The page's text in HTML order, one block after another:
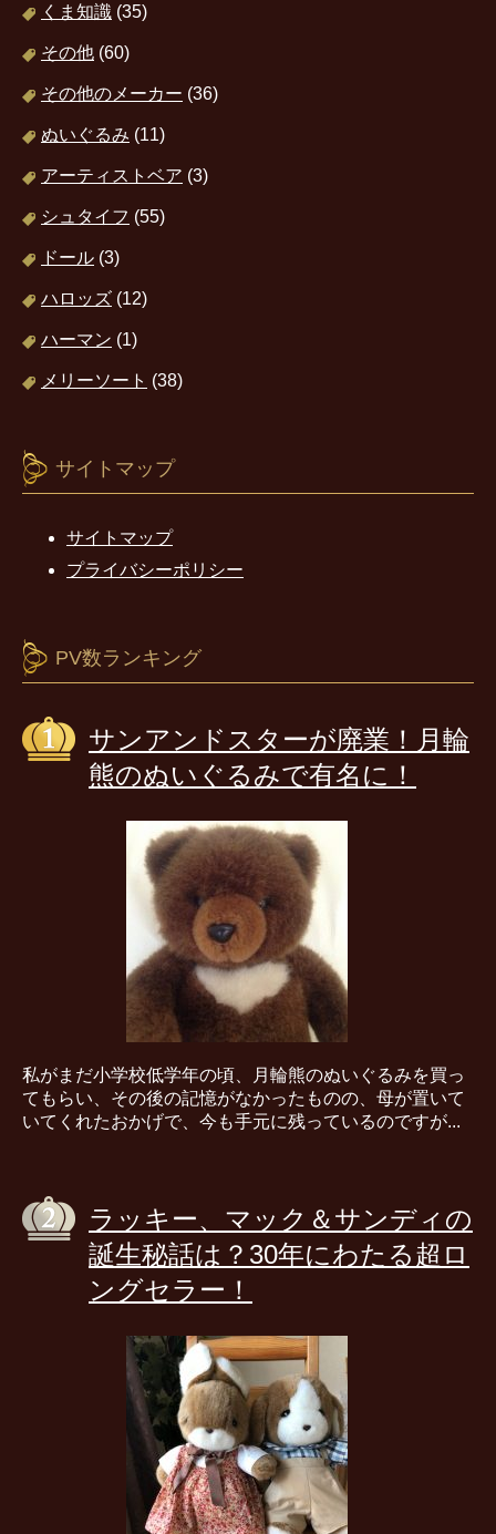
くま知識 (35)
その他 (60)
その他のメーカー (36)
ぬいぐるみ (11)
アーティストベア (3)
シュタイフ (55)
ドール (3)
ハロッズ (12)
ハーマン (1)
メリーソート (38)
サイトマップ
サイトマップ
プライバシーポリシー
PV数ランキング
サンアンドスターが廃業！月輪
熊のぬいぐるみで有名に！
私がまだ小学校低学年の頃、月輪熊のぬいぐるみを買っ
てもらい、その後の記憶がなかったものの、母が置いて
いてくれたおかげで、今も手元に残っているのですが...
ラッキー、マック＆サンディの
誕生秘話は？30年にわたる超ロ
ングセラー！